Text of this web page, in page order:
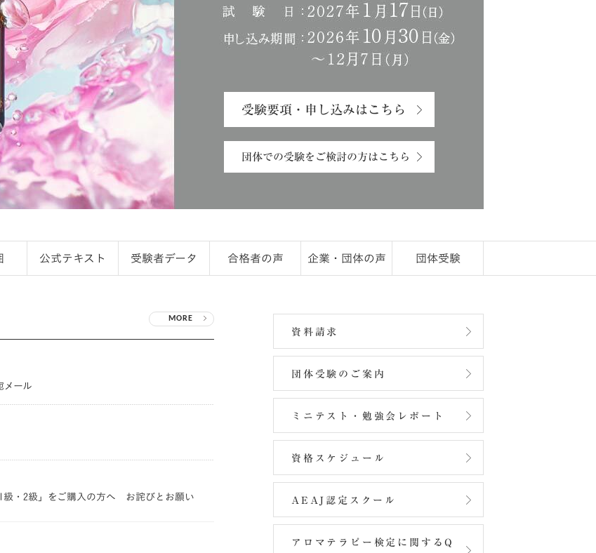
受験要項・申し込みはこちら
団体での受験をご検討の方はこちら
公式テキスト 受験者データ 合格者の声 企業・団体の声 団体受験
MORE
メール
級・2級」をご購入の方へ お詫びとお願い
資料請求
団体受験のご案内
ミニテスト・勉強会レポート
資格スケジュール
AEAJ認定スクール
アロマテラピー検定に関するQ